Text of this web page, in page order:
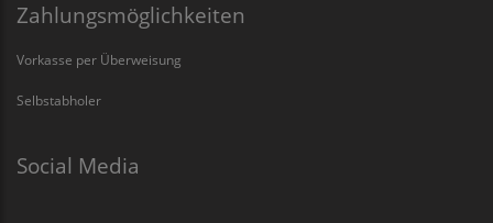
Zahlungsmöglichkeiten
Vorkasse per Überweisung
Selbstabholer
Social Media